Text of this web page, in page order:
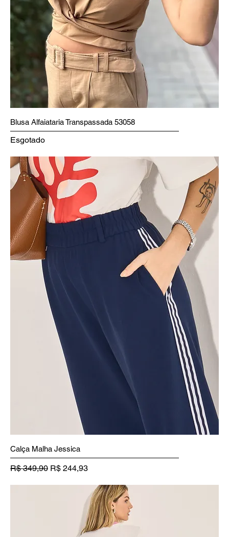
Blusa Alfaiataria Transpassada 53058
Esgotado
Calça Malha Jessica
Preço normal
R$ 349,90 Preço promocional
R$ 244,93